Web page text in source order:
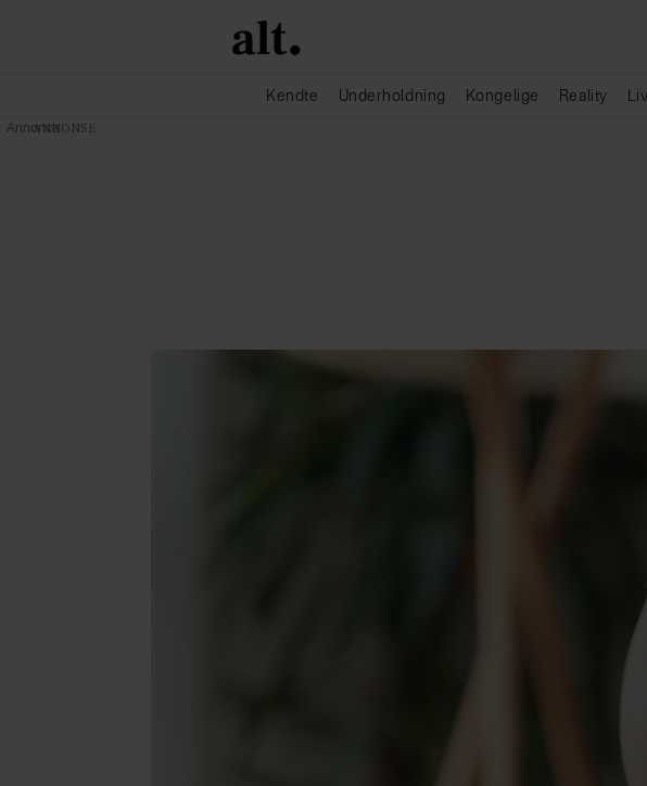
Kendte Underholdning Kongelige Reality
Annonce